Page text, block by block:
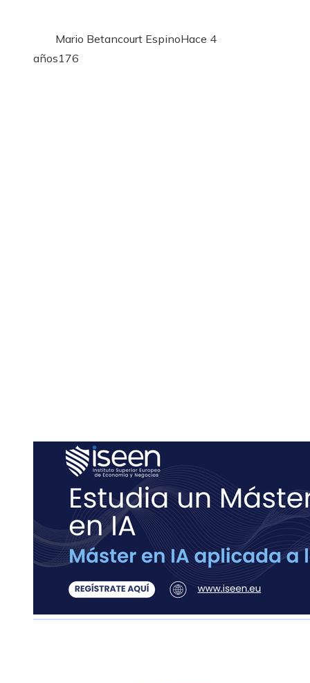
Mario Betancourt EspinoHace 4
años176